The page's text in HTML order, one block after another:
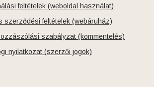
feltételek (weboldal használat)
szerződési feltételek (webáruház)
szabályzat (kommentelés)
nyilatkozat (szerzői jogok)